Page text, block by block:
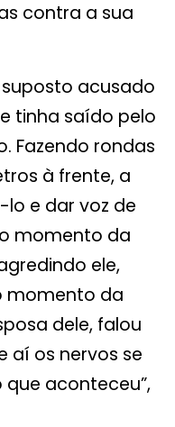
contra a sua
acusado
tinha saído pelo
Fazendo rondas
à frente, a
e dar voz de
momento da
ele,
momento da
dele, falou
aí os nervos se
aconteceu”,